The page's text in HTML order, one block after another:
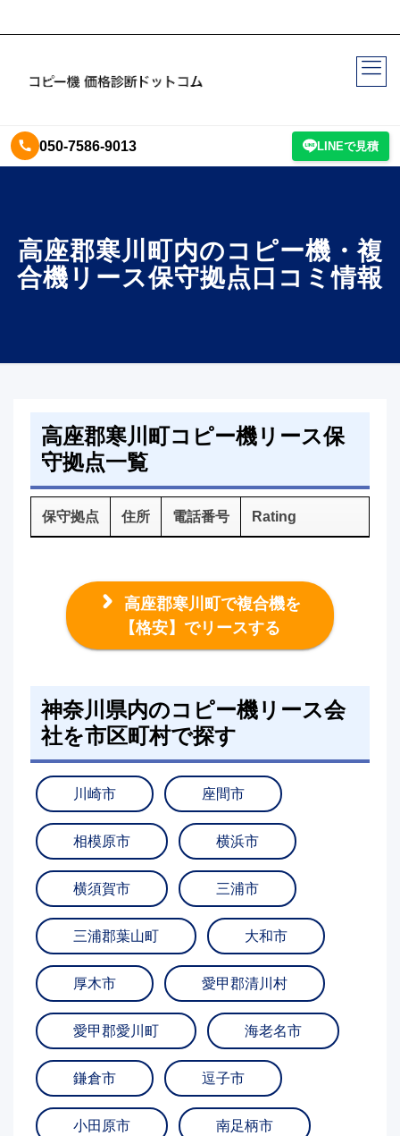
050-7586-9013 LINEで見積
高座郡寒川町内のコピー機・複
合機リース保守拠点口コミ情報
高座郡寒川町コピー機リース保
守拠点一覧
保守拠点 住所 電話番号 Rating
高座郡寒川町で複合機を
【格安】でリースする
神奈川県内のコピー機リース会
社を市区町村で探す
川崎市 座間市
相模原市 横浜市
横須賀市 三浦市
三浦郡葉山町 大和市
厚木市 愛甲郡清川村
愛甲郡愛川町 海老名市
鎌倉市 逗子市
小田原市 南足柄市